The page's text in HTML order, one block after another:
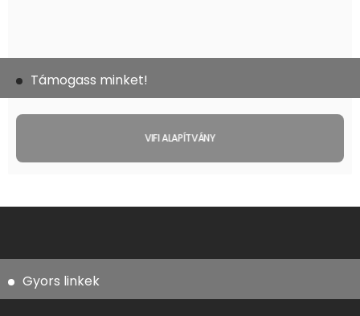
Támogass minket!
VIFI ALAPÍTVÁNY
Gyors linkek